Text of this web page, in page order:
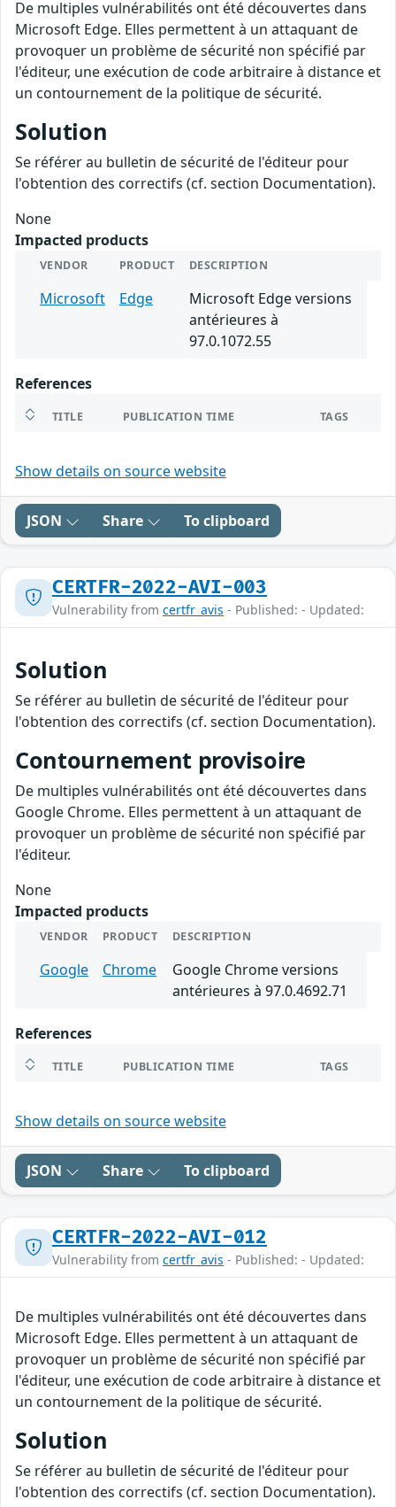
De multiples vulnérabilités ont été découvertes dans
Microsoft Edge. Elles permettent à un attaquant de
provoquer un problème de sécurité non spécifié par
l'éditeur, une exécution de code arbitraire à distance et
un contournement de la politique de sécurité.
Solution
Se référer au bulletin de sécurité de l'éditeur pour
l'obtention des correctifs (cf. section Documentation).
None
Impacted products
VENDOR PRODUCT DESCRIPTION
Microsoft Edge
Microsoft Edge versions
antérieures à
97.0.1072.55
References
TITLE PUBLICATION TIME TAGS
Show details on source website
JSON Share To clipboard
CERTFR-2022-AVI-003
Vulnerability from certfr_avis - Published: - Updated:
Solution
Se référer au bulletin de sécurité de l'éditeur pour
l'obtention des correctifs (cf. section Documentation).
Contournement provisoire
De multiples vulnérabilités ont été découvertes dans
Google Chrome. Elles permettent à un attaquant de
provoquer un problème de sécurité non spécifié par
l'éditeur.
None
Impacted products
VENDOR PRODUCT DESCRIPTION
Google Chrome
Google Chrome versions
antérieures à 97.0.4692.71
References
TITLE PUBLICATION TIME TAGS
Show details on source website
JSON Share To clipboard
CERTFR-2022-AVI-012
Vulnerability from certfr_avis - Published: - Updated:
De multiples vulnérabilités ont été découvertes dans
Microsoft Edge. Elles permettent à un attaquant de
provoquer un problème de sécurité non spécifié par
l'éditeur, une exécution de code arbitraire à distance et
un contournement de la politique de sécurité.
Solution
Se référer au bulletin de sécurité de l'éditeur pour
l'obtention des correctifs (cf. section Documentation).